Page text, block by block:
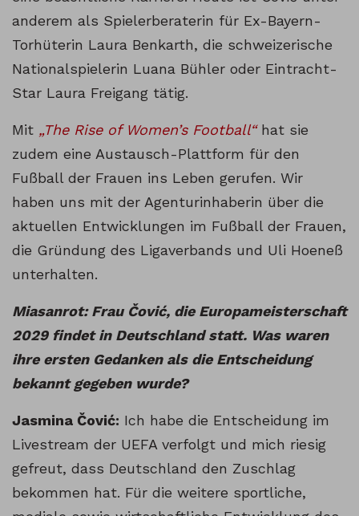
anderem als Spielerberaterin für Ex-Bayern-
Torhüterin Laura Benkarth, die schweizerische
Nationalspielerin Luana Bühler oder Eintracht-
Star Laura Freigang tätig.
Mit „The Rise of Women’s Football“ hat sie
zudem eine Austausch-Plattform für den
Fußball der Frauen ins Leben gerufen. Wir
haben uns mit der Agenturinhaberin über die
aktuellen Entwicklungen im Fußball der Frauen,
die Gründung des Ligaverbands und Uli Hoeneß
unterhalten.
Miasanrot: Frau Čović, die Europameisterschaft
2029 findet in Deutschland statt. Was waren
ihre ersten Gedanken als die Entscheidung
bekannt gegeben wurde?
Jasmina Čović: Ich habe die Entscheidung im
Livestream der UEFA verfolgt und mich riesig
gefreut, dass Deutschland den Zuschlag
bekommen hat. Für die weitere sportliche,